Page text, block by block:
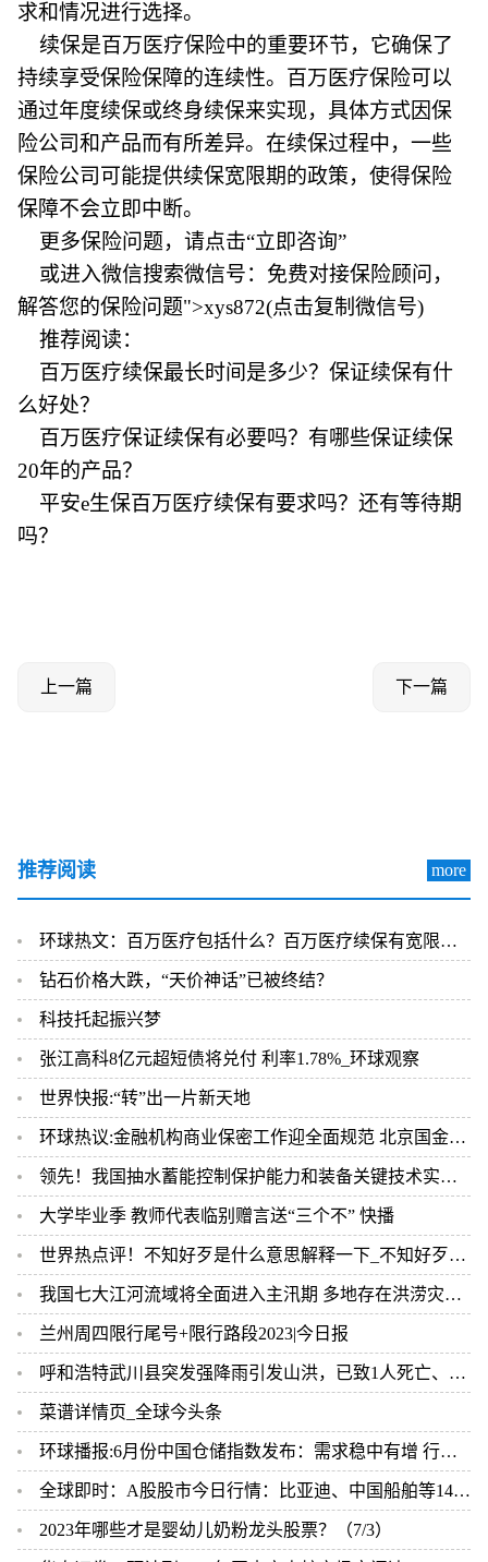
求和情况进行选择。
续保是百万医疗保险中的重要环节，它确保了
持续享受保险保障的连续性。百万医疗保险可以
通过年度续保或终身续保来实现，具体方式因保
险公司和产品而有所差异。在续保过程中，一些
保险公司可能提供续保宽限期的政策，使得保险
保障不会立即中断。
更多保险问题，请点击“立即咨询”
或进入微信搜索微信号：免费对接保险顾问，
解答您的保险问题">xys872(点击复制微信号)
推荐阅读：
百万医疗续保最长时间是多少？保证续保有什
么好处？
百万医疗保证续保有必要吗？有哪些保证续保
20年的产品？
平安e生保百万医疗续保有要求吗？还有等待期
吗？
上一篇 下一篇
推荐阅读 more
环球热文：百万医疗包括什么？百万医疗续保有宽限期吗？
钻石价格大跌，“天价神话”已被终结？
科技托起振兴梦
张江高科8亿元超短债将兑付 利率1.78%_环球观察
世界快报:“转”出一片新天地
环球热议:金融机构商业保密工作迎全面规范 北京国金认证发布企业标准
领先！我国抽水蓄能控制保护能力和装备关键技术实现突破
大学毕业季 教师代表临别赠言送“三个不” 快播
世界热点评！不知好歹是什么意思解释一下_不知好歹是什么意思
我国七大江河流域将全面进入主汛期 多地存在洪涝灾害风险 每日消息
兰州周四限行尾号+限行路段2023|今日报
呼和浩特武川县突发强降雨引发山洪，已致1人死亡、2人失联 天天动态
菜谱详情页_全球今头条
环球播报:6月份中国仓储指数发布：需求稳中有增 行业保持良好运行态势
全球即时：A股股市今日行情：比亚迪、中国船舶等14股上周获融资净买入超亿元
2023年哪些才是婴幼儿奶粉龙头股票？（7/3）